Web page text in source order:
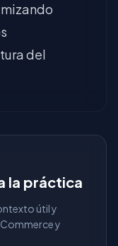
del
la práctica
útil y
y